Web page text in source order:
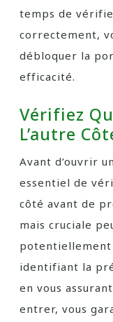
temps de
correctement,
débloquer la
efficacité.
Vérifiez
L’autre
Avant d’ouvrir
essentiel de
côté avant de
mais cruciale
potentiellement
identifiant la
en vous
entrer, vous